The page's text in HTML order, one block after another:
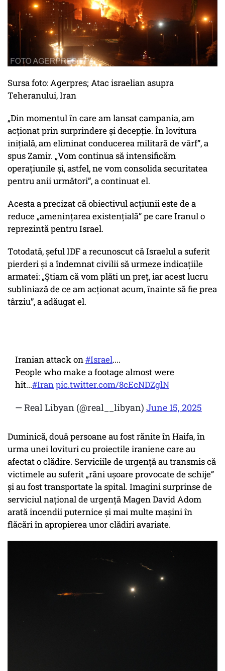
Sursa foto: Agerpres; Atac israelian asupra
Teheranului, Iran
„Din momentul în care am lansat campania, am
acționat prin surprindere și decepție. În lovitura
inițială, am eliminat conducerea militară de vârf”, a
spus Zamir. „Vom continua să intensificăm
operațiunile și, astfel, ne vom consolida securitatea
pentru anii următori”, a continuat el.
Acesta a precizat că obiectivul acțiunii este de a
reduce „amenințarea existențială” pe care Iranul o
reprezintă pentru Israel.
Totodată, șeful IDF a recunoscut că Israelul a suferit
pierderi și a îndemnat civilii să urmeze indicațiile
armatei: „Știam că vom plăti un preț, iar acest lucru
subliniază de ce am acționat acum, înainte să fie prea
târziu”, a adăugat el.
Iranian attack on#Israel....
People who make a footage almost were
hit...#Iranpic.twitter.com/8cEcNDZglN
— Real Libyan (@real__libyan) June 15, 2025
Duminică, două persoane au fost rănite în Haifa, în
urma unei lovituri cu proiectile iraniene care au
afectat o clădire. Serviciile de urgență au transmis că
victimele au suferit „răni ușoare provocate de schije”
și au fost transportate la spital. Imagini surprinse de
serviciul național de urgență Magen David Adom
arată incendii puternice și mai multe mașini în
flăcări în apropierea unor clădiri avariate.